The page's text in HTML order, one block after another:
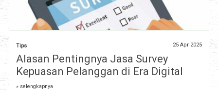
Tips 25 Apr 2025
Alasan Pentingnya Jasa Survey
Kepuasan Pelanggan di Era Digital
» selengkapnya